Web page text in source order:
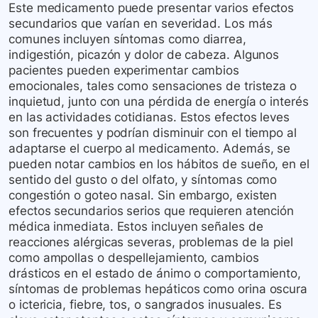
Este medicamento puede presentar varios efectos
secundarios que varían en severidad. Los más
comunes incluyen síntomas como diarrea,
indigestión, picazón y dolor de cabeza. Algunos
pacientes pueden experimentar cambios
emocionales, tales como sensaciones de tristeza o
inquietud, junto con una pérdida de energía o interés
en las actividades cotidianas. Estos efectos leves
son frecuentes y podrían disminuir con el tiempo al
adaptarse el cuerpo al medicamento. Además, se
pueden notar cambios en los hábitos de sueño, en el
sentido del gusto o del olfato, y síntomas como
congestión o goteo nasal. Sin embargo, existen
efectos secundarios serios que requieren atención
médica inmediata. Estos incluyen señales de
reacciones alérgicas severas, problemas de la piel
como ampollas o despellejamiento, cambios
drásticos en el estado de ánimo o comportamiento,
síntomas de problemas hepáticos como orina oscura
o ictericia, fiebre, tos, o sangrados inusuales. Es